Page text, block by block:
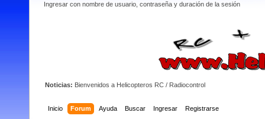
Ingresar con nombre de usuario, contraseña y duración de la sesión
Noticias: Bienvenidos a Helicopteros RC / Radiocontrol
Inicio Forum Ayuda Buscar Ingresar Registrarse